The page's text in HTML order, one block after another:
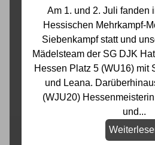
Am 1. und 2. Juli fanden
Hessischen Mehrkampf-
Siebenkampf statt und
Mädelsteam der SG DJK
Hessen Platz 5 (WU16) mit
und Leana.
(WJU20)
und...